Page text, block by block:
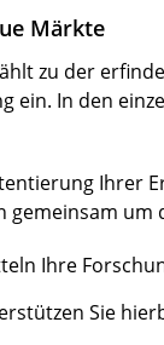
Märkte
zu der
ein. In den
Ihrer
um
Ihre
Sie